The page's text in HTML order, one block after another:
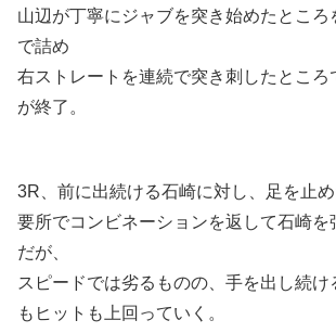
山辺が丁寧にジャブを突き始めたところ
で詰め
右ストレートを連続で突き刺したところ
が終了。
3R、前に出続ける石崎に対し、足を止め
要所でコンビネーションを返して石崎を
だが、
スピードでは劣るものの、手を出し続け
もヒットも上回っていく。